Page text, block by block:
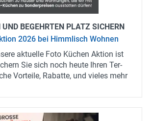
BE­GEHR­TEN PLATZ SI­CHERN
2026 bei Himm­lisch Woh­nen
ak­tu­el­le Foto Kü­chen Ak­ti­on ist
Sie sich noch heute Ihren Ter­
Vor­tei­le, Ra­bat­te, und vie­les mehr